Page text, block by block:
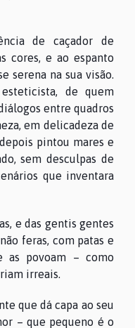
de caçador de
cores, e ao espanto
serena na sua visão.
de quem
entre quadros
em delicadeza de
pintou mares e
sem desculpas de
que inventara
e das gentis gentes
feras, com patas e
as povoam – como
irreais.
que dá capa ao seu
– que pequeno é o